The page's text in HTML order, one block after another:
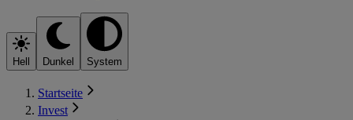
Hell Dunkel System
Startseite
Invest